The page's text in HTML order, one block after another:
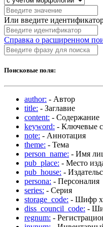
Или введите
Справка о расширенном
Поисковые поля:
author: - Автор
title: - Заглавие
content: - Содержание
keyword: - Ключевые
note: - Аннотация
theme: - Тема
person_name: - Имя
pub_place: - Место
pub_house: -
persona: - Персоналия
series: - Серия
storage_code: - Шифр
diss_council_code: -
regnum: -